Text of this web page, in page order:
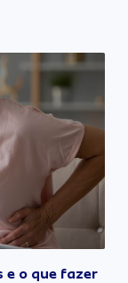
e o que fazer